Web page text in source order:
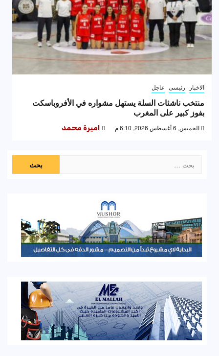
الاخبار رئيسى عاجل
منتخب ناشئات السلة يستهل مشواره في الأفروباسكت
بفوز كبير على المغرب
الخميس, 6 أغسطس 2026, 6:10 م اميرة محمد
عن: